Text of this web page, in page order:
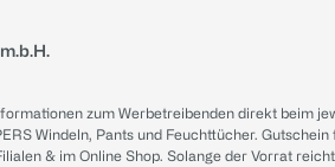
zum Werbetreibenden direkt beim
Windeln, Pants und Feuchttücher.
& im Online Shop. Solange der Vorrat